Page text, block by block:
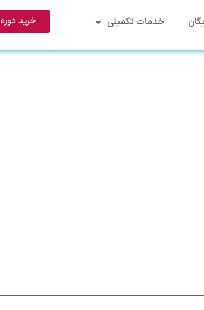
خدمات تکمیلی خرید دوره